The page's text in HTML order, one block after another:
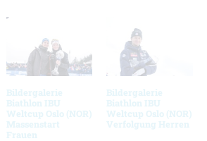
Bildergalerie
Biathlon IBU
Weltcup Oslo (NOR)
Massenstart
Frauen
Bildergalerie
Biathlon IBU
Weltcup Oslo (NOR)
Verfolgung Herren